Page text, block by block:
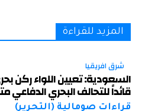
المزيد للقراءة
شرق افريقيا
السعودية: تعيين اللواء ركن
قائداً للتحالف البحري الدفاعي
قراءات صومالية (التحرير)